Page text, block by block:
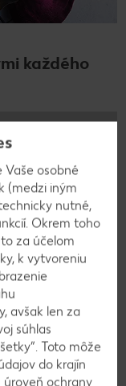
každého
Vaše osobné
(medzi iným
nutné,
Okrem toho
za účelom
k vytvoreniu
avšak len za
súhlas
Toto môže
do krajín
ochrany